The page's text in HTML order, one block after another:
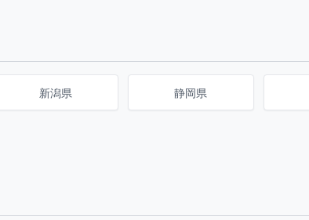
新潟県 静岡県